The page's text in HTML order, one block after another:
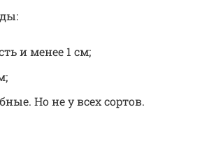
и менее 1 см;
Но не у всех сортов.